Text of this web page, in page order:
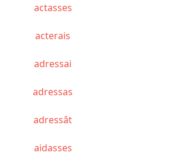
actasses
acterais
adressai
adressas
adressât
aidasses